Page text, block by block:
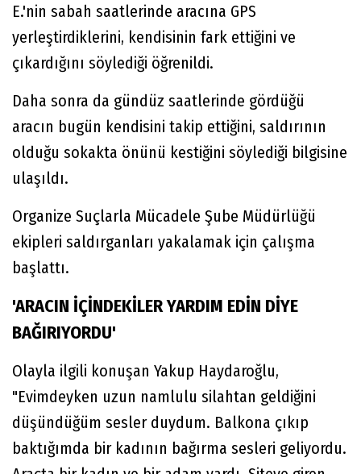
E.'nin sabah saatlerinde aracına GPS
yerleştirdiklerini, kendisinin fark ettiğini ve
çıkardığını söylediği öğrenildi.
Daha sonra da gündüz saatlerinde gördüğü
aracın bugün kendisini takip ettiğini, saldırının
olduğu sokakta önünü kestiğini söylediği bilgisine
ulaşıldı.
Organize Suçlarla Mücadele Şube Müdürlüğü
ekipleri saldırganları yakalamak için çalışma
başlattı.
'ARACIN İÇİNDEKİLER YARDIM EDİN DİYE
BAĞIRIYORDU'
Olayla ilgili konuşan Yakup Haydaroğlu,
"Evimdeyken uzun namlulu silahtan geldiğini
düşündüğüm sesler duydum. Balkona çıkıp
baktığımda bir kadının bağırma sesleri geliyordu.